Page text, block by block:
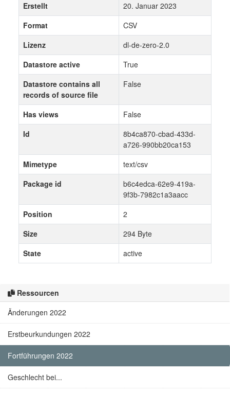
Ressourcen
Änderungen 2022
Erstbeurkundungen 2022
Fortführungen 2022
Geschlecht bei...
Erstellt
20. Januar 2023
Format
CSV
Lizenz
dl-de-zero-2.0
Datastore active
True
Datastore contains all
records of source file
False
Has views
False
Id
8b4ca870-cbad-433d-
a726-990bb20ca153
Mimetype
text/csv
Package id
b6c4edca-62e9-419a-
9f3b-7982c1a3aacc
Position
2
Size
294 Byte
State
active